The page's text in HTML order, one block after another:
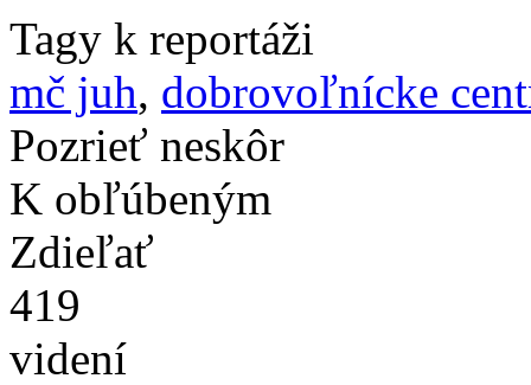
Tagy k reportáži
mč juh, dobrovoľnícke
Pozrieť neskôr
K obľúbeným
Zdieľať
419
videní